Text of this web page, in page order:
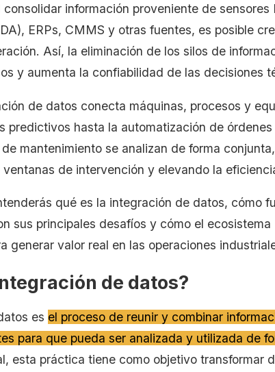
consolidar información proveniente de sensores
ERPs, CMMS y otras fuentes, es posible
Así, la eliminación de los silos de
y aumenta la confiabilidad de las decisiones
de datos conecta máquinas, procesos y
predictivos hasta la automatización de órdenes
mantenimiento se analizan de forma
de intervención y elevando la
qué es la integración de datos, cómo
sus principales desafíos y cómo el ecosistema
generar valor real en las operaciones
de datos?
es el proceso de reunir y combinar
para que pueda ser analizada y utilizada de
esta práctica tiene como objetivo transformar